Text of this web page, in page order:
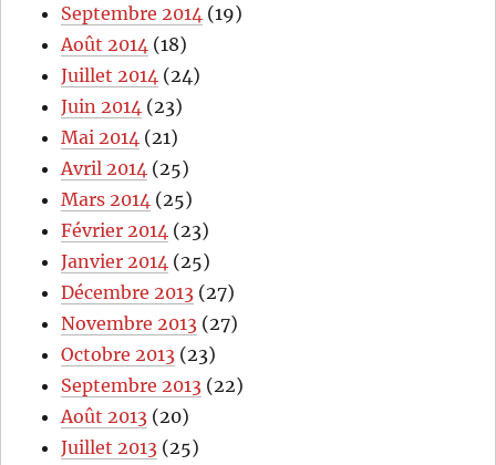
Septembre 2014 (19)
Août 2014 (18)
Juillet 2014 (24)
Juin 2014 (23)
Mai 2014 (21)
Avril 2014 (25)
Mars 2014 (25)
Février 2014 (23)
Janvier 2014 (25)
Décembre 2013 (27)
Novembre 2013 (27)
Octobre 2013 (23)
Septembre 2013 (22)
Août 2013 (20)
Juillet 2013 (25)